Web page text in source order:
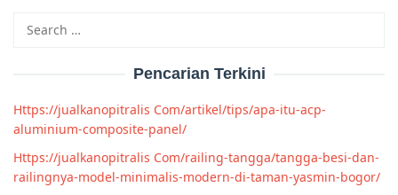
for:
Pencarian Terkini
Https://jualkanopitralis Com/artikel/tips/apa-itu-acp-
aluminium-composite-panel/
Https://jualkanopitralis Com/railing-tangga/tangga-besi-dan-
railingnya-model-minimalis-modern-di-taman-yasmin-bogor/